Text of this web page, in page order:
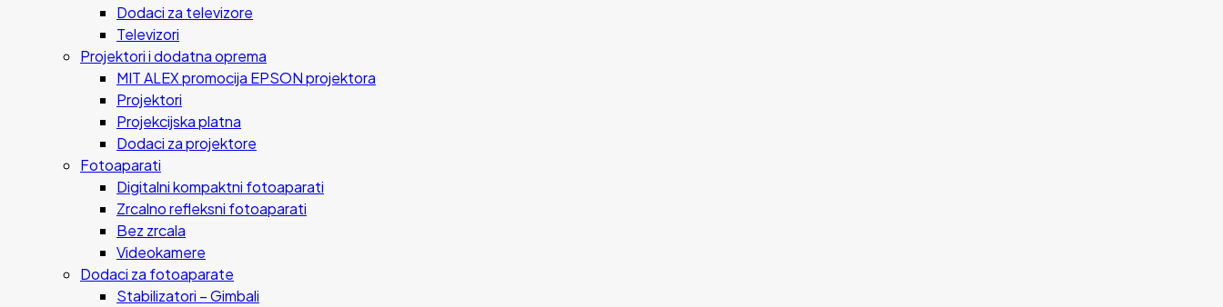
Dodaci za televizore
Televizori
Projektori i dodatna oprema
MIT ALEX promocija EPSON projektora
Projektori
Projekcijska platna
Dodaci za projektore
Fotoaparati
Digitalni kompaktni fotoaparati
Zrcalno refleksni fotoaparati
Bez zrcala
Videokamere
Dodaci za fotoaparate
Stabilizatori – Gimbali